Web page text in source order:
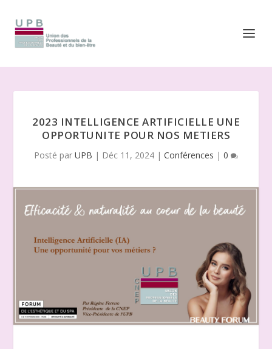
2023 INTELLIGENCE ARTIFICIELLE UNE
OPPORTUNITE POUR NOS METIERS
Posté par UPB | Déc 11, 2024 | Conférences | 0